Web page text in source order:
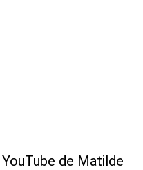
de Matilde